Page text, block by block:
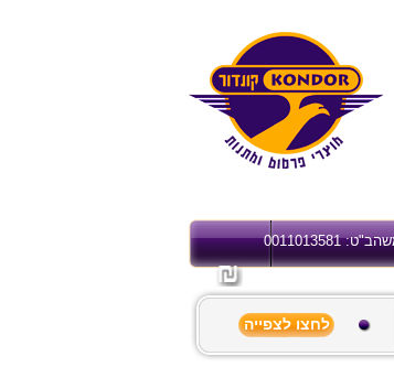
0011013581
לחצו לצפייה